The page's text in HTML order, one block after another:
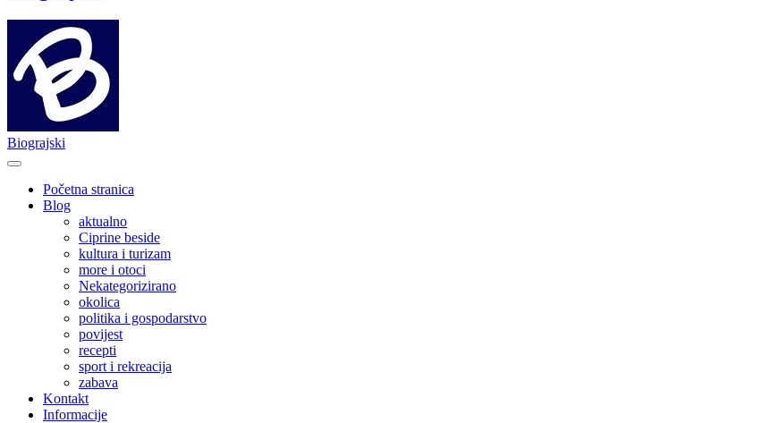
Biograjski
Početna stranica
Blog
aktualno
Ciprine beside
kultura i turizam
more i otoci
Nekategorizirano
okolica
politika i gospodarstvo
povijest
recepti
sport i rekreacija
zabava
Kontakt
Informacije